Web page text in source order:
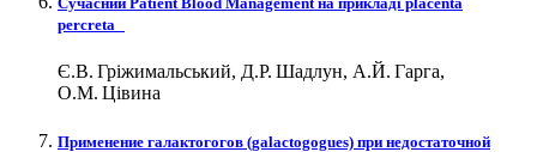
percreta
Є.В. Гріжимальський, Д.Р. Шадлун, А.Й. Гарга,
О.М. Цівина
Применение галактогогов (galactogogues) при недостаточной